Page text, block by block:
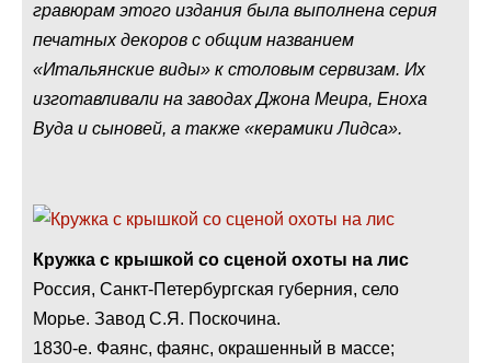
гравюрам этого издания была выполнена серия
печатных декоров с общим названием
«Итальянские виды» к столовым сервизам. Их
изготавливали на заводах Джона Меира, Еноха
Вуда и сыновей, а также «керамики Лидса».
Кружка с крышкой со сценой охоты на лис
Россия, Санкт-Петербургская губерния, село
Морье. Завод С.Я. Поскочина.
1830-е. Фаянс, фаянс, окрашенный в массе;